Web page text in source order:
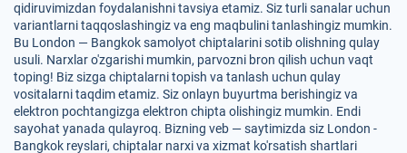
qidiruvimizdan foydalanishni tavsiya etamiz. Siz turli sanalar uchun
variantlarni taqqoslashingiz va eng maqbulini tanlashingiz mumkin.
Bu London — Bangkok samolyot chiptalarini sotib olishning qulay
usuli. Narxlar o'zgarishi mumkin, parvozni bron qilish uchun vaqt
toping! Biz sizga chiptalarni topish va tanlash uchun qulay
vositalarni taqdim etamiz. Siz onlayn buyurtma berishingiz va
elektron pochtangizga elektron chipta olishingiz mumkin. Endi
sayohat yanada qulayroq. Bizning veb — saytimizda siz London -
Bangkok reyslari, chiptalar narxi va xizmat ko'rsatish shartlari